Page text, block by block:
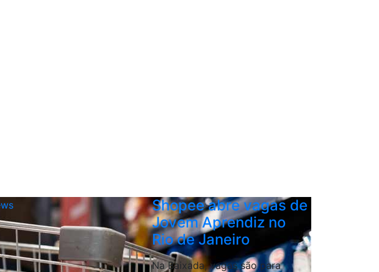
Shopee abre vagas de
Jovem Aprendiz no
Rio de Janeiro
Na Baixada, vagas são para